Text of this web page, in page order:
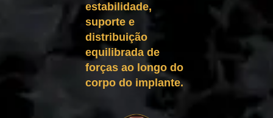
estabilidade,
suporte e
distribuição
equilibrada de
forças ao longo do
corpo do implante.